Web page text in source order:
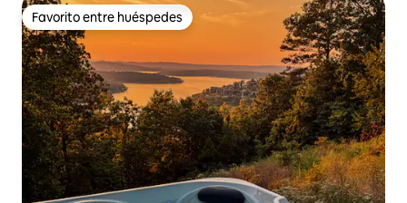
Favorito entre huéspedes
Favorito entre huéspedes